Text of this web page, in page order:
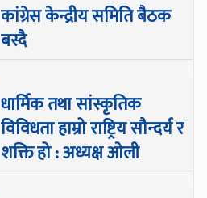
कांग्रेस केन्द्रीय समिति बैठक
बस्दै
धार्मिक तथा सांस्कृतिक
विविधता हाम्रो राष्ट्रिय सौन्दर्य र
शक्ति हो : अध्यक्ष ओली